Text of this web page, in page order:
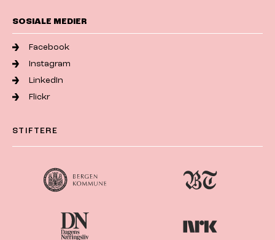
SOSIALE MEDIER
Facebook
Instagram
LinkedIn
Flickr
STIFTERE